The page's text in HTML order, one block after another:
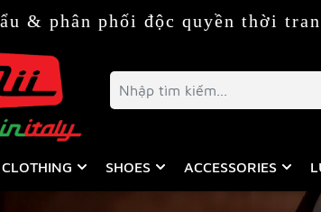
độc quyền thời trang & phụ
CLOTHING SHOES ACCESSORIES